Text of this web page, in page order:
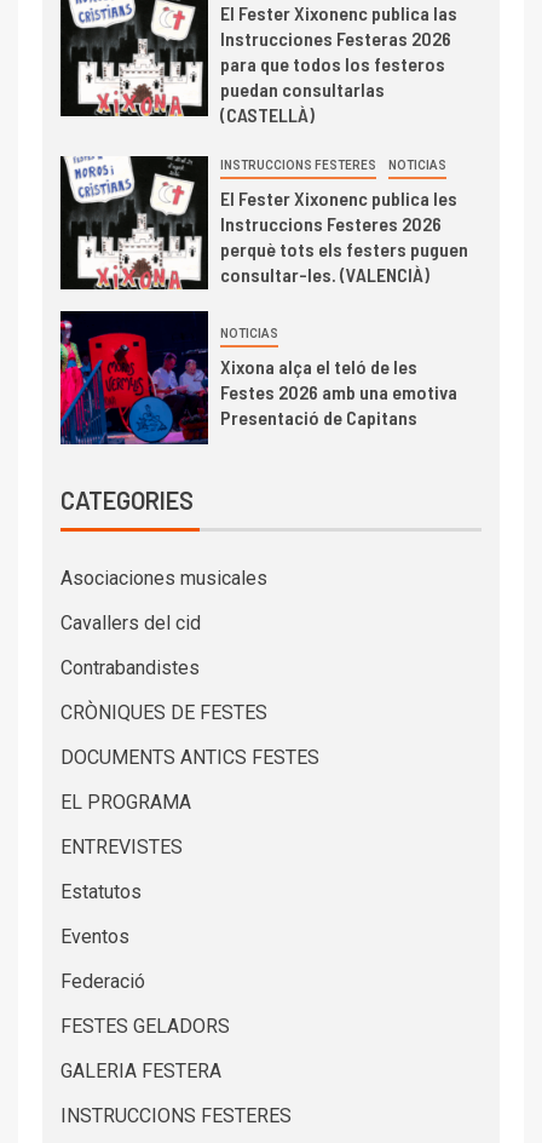
El Fester Xixonenc publica las
Instrucciones Festeras 2026
para que todos los festeros
puedan consultarlas
(CASTELLÀ)
INSTRUCCIONS FESTERES NOTICIAS
El Fester Xixonenc publica les
Instruccions Festeres 2026
perquè tots els festers puguen
consultar-les. (VALENCIÀ)
NOTICIAS
Xixona alça el teló de les
Festes 2026 amb una emotiva
Presentació de Capitans
CATEGORIES
Asociaciones musicales
Cavallers del cid
Contrabandistes
CRÒNIQUES DE FESTES
DOCUMENTS ANTICS FESTES
EL PROGRAMA
ENTREVISTES
Estatutos
Eventos
Federació
FESTES GELADORS
GALERIA FESTERA
INSTRUCCIONS FESTERES